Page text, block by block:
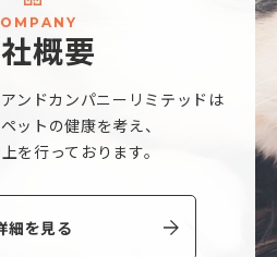
O M P AN Y
社概要
ンドカンパニーリミテッドは
ットの健康を考え、
を行っております。
細を見る